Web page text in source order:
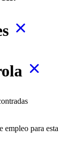
empleo para esta